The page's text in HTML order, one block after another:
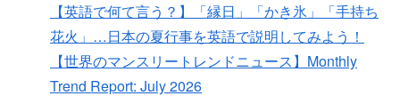
【英語で何て言う？】「縁日」「かき氷」「手持ち
花火」…日本の夏行事を英語で説明してみよう！
【世界のマンスリートレンドニュース】Monthly
Trend Report: July 2026